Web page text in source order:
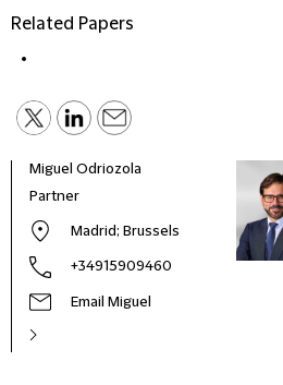
Related Papers
Miguel Odriozola
Partner
Madrid; Brussels
+34915909460
Email Miguel